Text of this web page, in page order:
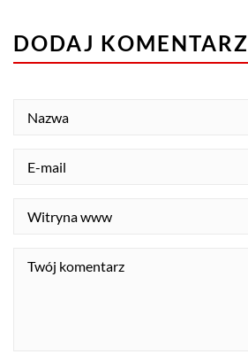
DODAJ KOMENTARZ